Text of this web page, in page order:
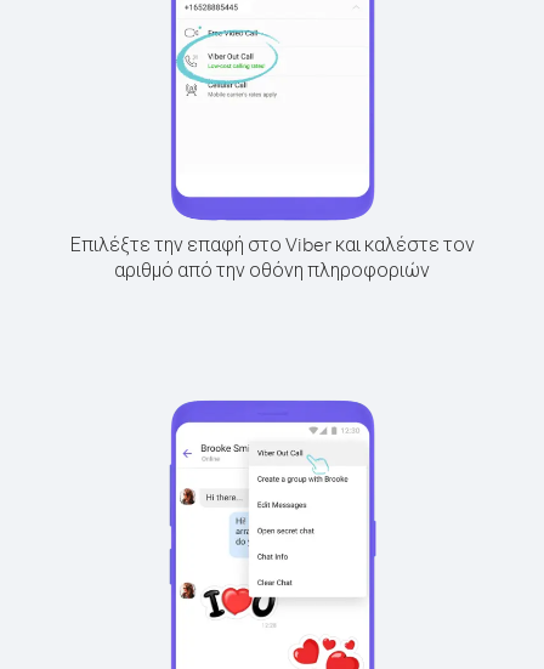
Επιλέξτε την επαφή στο Viber και καλέστε τον
αριθμό από την οθόνη πληροφοριών